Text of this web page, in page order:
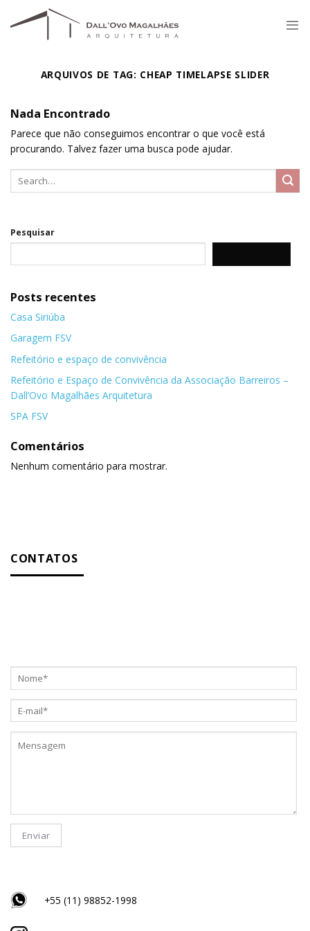
ARQUIVOS DE TAG: CHEAP TIMELAPSE SLIDER
Nada Encontrado
Parece que não conseguimos encontrar o que você está
procurando. Talvez fazer uma busca pode ajudar.
Pesquisar
Posts recentes
Casa Siriúba
Garagem FSV
Refeitório e espaço de convivência
Refeitório e Espaço de Convivência da Associação Barreiros –
Dall’Ovo Magalhães Arquitetura
SPA FSV
Comentários
Nenhum comentário para mostrar.
CONTATOS
+55 (11) 98852-1998